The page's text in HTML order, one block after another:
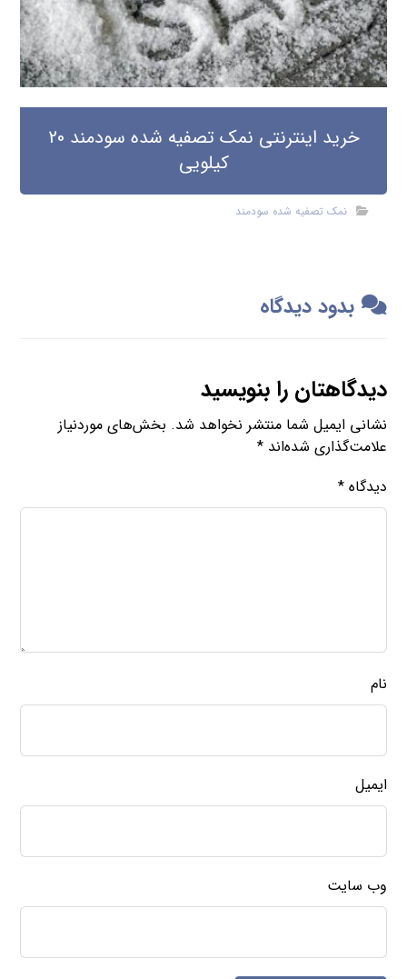
خرید اینترنتی نمک تصفیه شده سودمند 20
کیلویی
نمک تصفیه شده سودمند
بدود دیدگاه
دیدگاهتان را بنویسید
نشانی ایمیل شما منتشر نخواهد شد. بخش‌های موردنیاز
علامت‌گذاری شده‌اند*
دیدگاه*
نام
ایمیل
وب‌ سایت